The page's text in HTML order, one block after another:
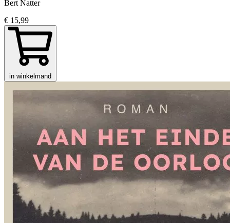
Bert Natter
€ 15,99
in winkelmand